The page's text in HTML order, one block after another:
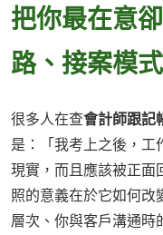
把你最在意
路、接案模
很多人在查會計師跟記
是：「我考上之後，工
現實，而且應該被正面
照的意義在於它如何
層次、你與客戶溝通